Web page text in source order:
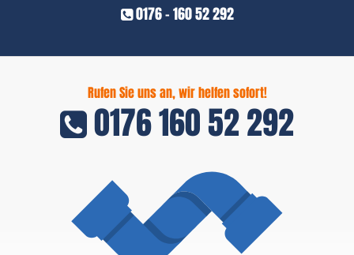
0176 - 160 52 292
Rufen Sie uns an, wir helfen sofort!
0176 160 52 292